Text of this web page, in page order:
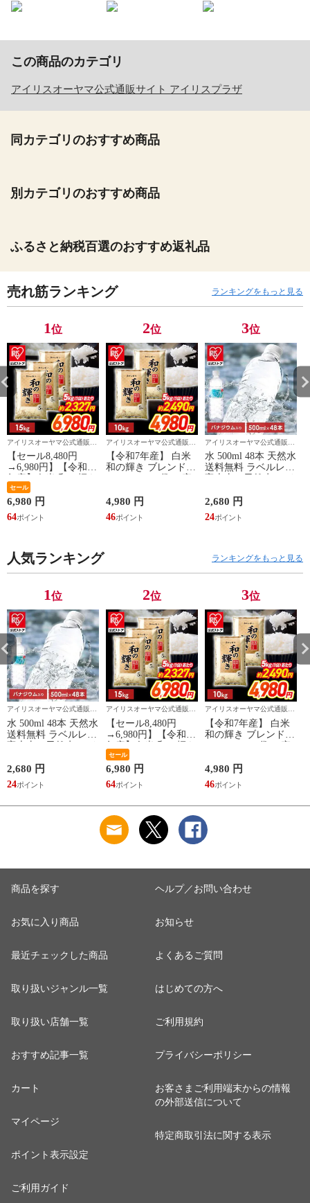
この商品のカテゴリ
アイリスオーヤマ公式通販サイト アイリスプラザ
同カテゴリのおすすめ商品
別カテゴリのおすすめ商品
ふるさと納税百選のおすすめ返礼品
売れ筋ランキング ランキングをもっと見る
1位
アイリスオーヤマ公式通販サ
イト アイリスプラザ
【セール8,480円
→6,980円】【令和7
ブレンド米 15kg 密
封新鮮パック 脱酸素
剤入り 米 お米 低温
製法米 アイリスオー
セール
6,980 円
64
2位
アイリスオーヤマ公式通販サ
イト アイリスプラザ
【令和7年産】 白米
和の輝き ブレンド米
剤入り 米 お米 低温
製法米 アイリスオー
ヤマ [食品]
4,980 円
46
3位
アイリスオーヤマ公式通販サ
イト アイリスプラザ
水 500ml 48本 天然水
送料無料 ラベルレス
ミネラルウォーター
アイリス 富士山 新
生活 一人暮らし 備
2,680 円
24
人気ランキング ランキングをもっと見る
1位
アイリスオーヤマ公式通販サ
イト アイリスプラザ
水 500ml 48本 天然水
送料無料 ラベルレス
富士山の天然水 アイ
ミネラルウォーター
アイリス 富士山 新
生活 一人暮らし 備
2,680 円
24
2位
アイリスオーヤマ公式通販サ
イト アイリスプラザ
【セール8,480円
→6,980円】【令和7
年産】白米 和の輝き
ブレンド米 15kg 密
封新鮮パック 脱酸素
剤入り 米 お米 低温
製法米 アイリスオー
セール
6,980 円
64
3位
アイリスオーヤマ公式通販サ
イト アイリスプラザ
【令和7年産】 白米
和の輝き ブレンド米
10kg（5kg×2袋） 密
剤入り 米 お米 低温
製法米 アイリスオー
ヤマ [食品]
4,980 円
46
商品を探す
お気に入り商品
最近チェックした商品
取り扱いジャンル一覧
取り扱い店舗一覧
おすすめ記事一覧
カート
マイページ
ポイント表示設定
ご利用ガイド
ヘルプ／お問い合わせ
お知らせ
よくあるご質問
はじめての方へ
ご利用規約
プライバシーポリシー
お客さまご利用端末からの情報
の外部送信について
特定商取引法に関する表示